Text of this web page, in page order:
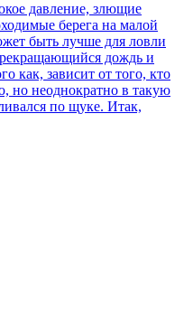
давление, злющие
берега на малой
быть лучше для ловли
дождь и
как, зависит от того, кто
но неоднократно в такую
по щуке. Итак,